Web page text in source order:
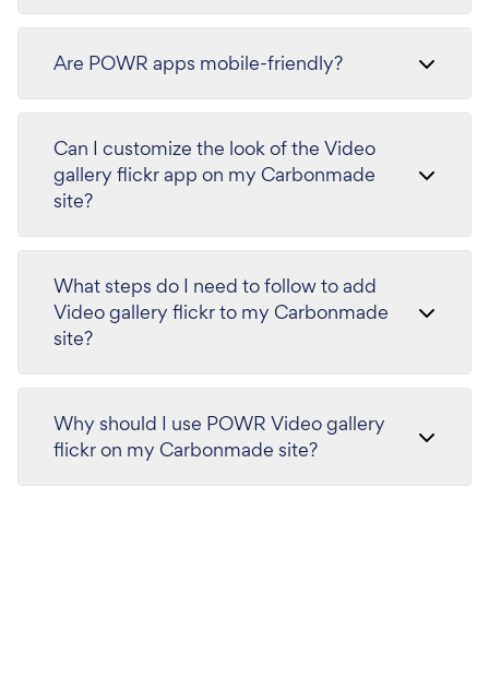
Are POWR apps mobile-friendly?
Can I customize the look of the Video
gallery flickr app on my Carbonmade
site?
What steps do I need to follow to add
Video gallery flickr to my Carbonmade
site?
Why should I use POWR Video gallery
flickr on my Carbonmade site?